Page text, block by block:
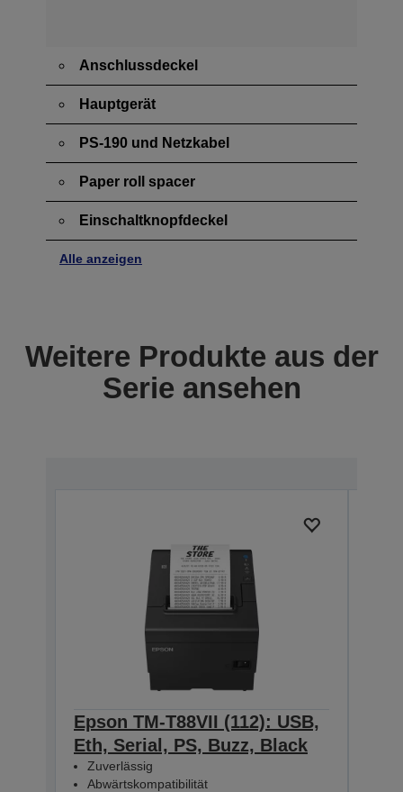
Anschlussdeckel
Hauptgerät
PS-190 und Netzkabel
Paper roll spacer
Einschaltknopfdeckel
Alle anzeigen
Weitere Produkte aus der
Serie ansehen
Epson TM-T88VII (112): USB,
Eth, Serial, PS, Buzz, Black
Zuverlässig
Abwärtskompatibilität